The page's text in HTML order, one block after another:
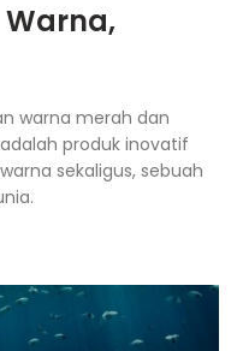
warna merah dan
produk inovatif
sekaligus, sebuah